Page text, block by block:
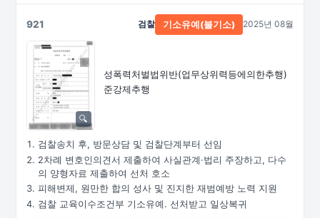
921
성폭력처벌법위반(업무상위력등에의한추행)
준강제추행
검찰 기소유예(불기소) 2025년 08월
검찰송치 후, 방문상담 및 검찰단계부터 선임
2차례 변호인의견서 제출하여 사실관계·법리 주장하고, 다수
의 양형자료 제출하여 선처 호소
피해변제, 원만한 합의 성사 및 진지한 재범예방 노력 지원
검찰 교육이수조건부 기소유예. 선처받고 일상복귀